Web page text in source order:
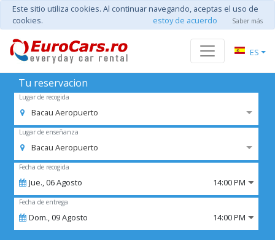
Este sitio utiliza cookies. Al continuar navegando, aceptas el uso de
cookies.
estoy de acuerdo Saber más
ES
Tu reservacion
Lugar de recogida
Bacau Aeropuerto
Lugar de enseñanza
Bacau Aeropuerto
Fecha de recogida
Jue.,06Agosto 14:00 PM
Fecha de entrega
Dom.,09Agosto 14:00 PM